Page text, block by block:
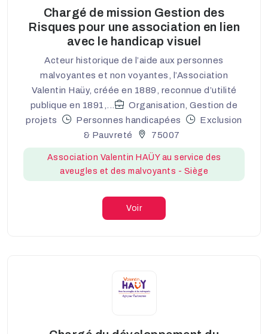
Chargé de mission Gestion des
Risques pour une association en lien
avec le handicap visuel
Acteur historique de l’aide aux personnes
malvoyantes et non voyantes, l’Association
Valentin Haüy, créée en 1889, reconnue d’utilité
publique en 1891,...
Organisation, Gestion de
projets
Personnes handicapées
Exclusion
& Pauvreté
75007
Association Valentin HAÜY au service des
aveugles et des malvoyants - Siège
Voir